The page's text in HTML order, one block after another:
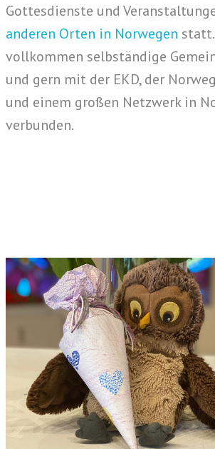
Gottesdienste und
anderen Orten in Norwegen
vollkommen selbständige
und gern mit der EKD, der
und einem großen Netzwerk in
verbunden.